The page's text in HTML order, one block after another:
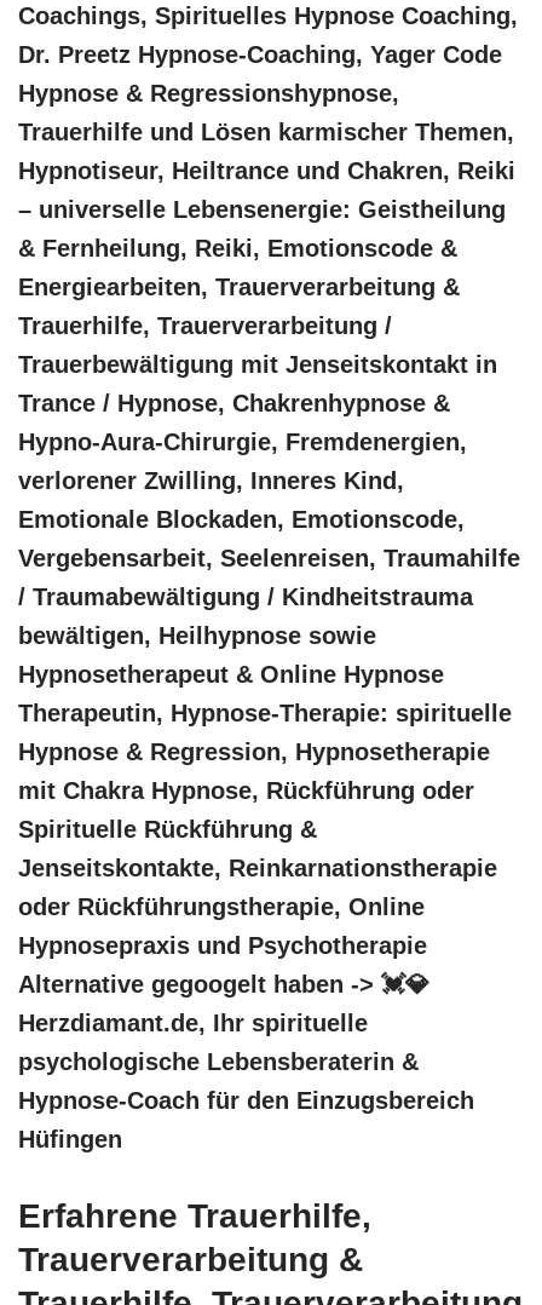
Coachings, Spirituelles Hypnose Coaching,
Dr. Preetz Hypnose-Coaching, Yager Code
Hypnose & Regressionshypnose,
Trauerhilfe und Lösen karmischer Themen,
Hypnotiseur, Heiltrance und Chakren, Reiki
– universelle Lebensenergie: Geistheilung
& Fernheilung, Reiki, Emotionscode &
Energiearbeiten, Trauerverarbeitung &
Trauerhilfe, Trauerverarbeitung /
Trauerbewältigung mit Jenseitskontakt in
Trance / Hypnose, Chakrenhypnose &
Hypno-Aura-Chirurgie, Fremdenergien,
verlorener Zwilling, Inneres Kind,
Emotionale Blockaden, Emotionscode,
Vergebensarbeit, Seelenreisen, Traumahilfe
/ Traumabewältigung / Kindheitstrauma
bewältigen, Heilhypnose sowie
Hypnosetherapeut & Online Hypnose
Therapeutin, Hypnose-Therapie: spirituelle
Hypnose & Regression, Hypnosetherapie
mit Chakra Hypnose, Rückführung oder
Spirituelle Rückführung &
Jenseitskontakte, Reinkarnationstherapie
oder Rückführungstherapie, Online
Hypnosepraxis und Psychotherapie
Alternative gegoogelt haben -> 💓️💎
Herzdiamant.de, Ihr spirituelle
psychologische Lebensberaterin &
Hypnose-Coach für den Einzugsbereich
Hüfingen
Erfahrene Trauerhilfe,
Trauerverarbeitung &